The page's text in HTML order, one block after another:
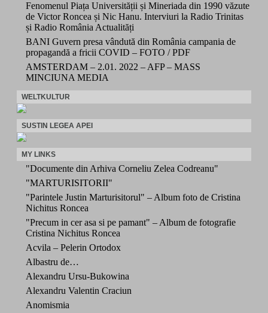
Fenomenul Piața Universității și Mineriada din 1990 văzute
de Victor Roncea și Nic Hanu. Interviuri la Radio Trinitas
și Radio România Actualități
BANI Guvern presa vândută din România campania de
propagandă a fricii COVID – FOTO / PDF
AMSTERDAM – 2.01. 2022 – AFP – MASS
MINCIUNA MEDIA
WELTKULTUR
SUSTIN LEGEA APEI
MY LINKS
"Documente din Arhiva Corneliu Zelea Codreanu"
"MARTURISITORII"
"Parintele Justin Marturisitorul" – Album foto de Cristina
Nichitus Roncea
"Precum in cer asa si pe pamant" – Album de fotografie
Cristina Nichitus Roncea
Acvila – Pelerin Ortodox
Albastru de…
Alexandru Ursu-Bukowina
Alexandru Valentin Craciun
Anomismia